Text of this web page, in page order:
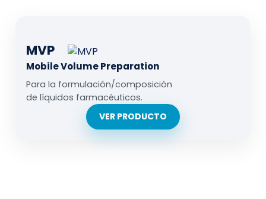
MVP
Mobile Volume Preparation
Para la formulación/composición
de líquidos farmacéuticos.
VER PRODUCTO